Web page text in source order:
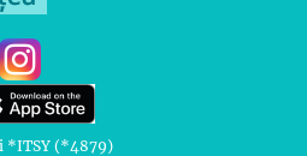
*ITSY (*4879)